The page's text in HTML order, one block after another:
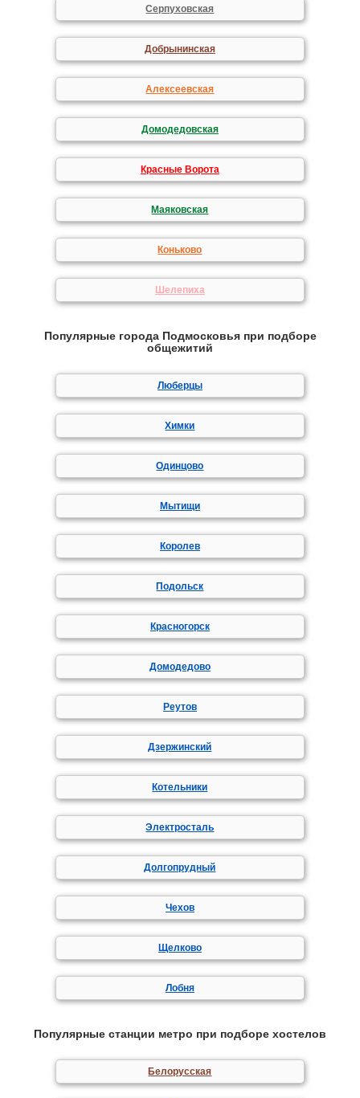
Серпуховская
Добрынинская
Алексеевская
Домодедовская
Красные Ворота
Маяковская
Коньково
Шелепиха
Популярные города Подмосковья при подборе
общежитий
Люберцы
Химки
Одинцово
Мытищи
Королев
Подольск
Красногорск
Домодедово
Реутов
Дзержинский
Котельники
Электросталь
Долгопрудный
Чехов
Щелково
Лобня
Популярные станции метро при подборе хостелов
Белорусская